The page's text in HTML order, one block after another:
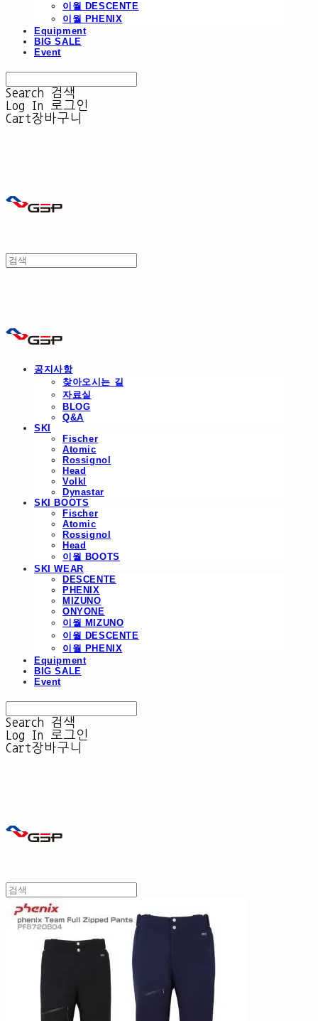
이월 DESCENTE
이월 PHENIX
Equipment
BIG SALE
Event
Search
검색
Log In
로그인
Cart장바구니
공지사항
찾아오시는 길
자료실
BLOG
Q&A
SKI
Fischer
Atomic
Rossignol
Head
Volkl
Dynastar
SKI BOOTS
Fischer
Atomic
Rossignol
Head
이월 BOOTS
SKI WEAR
DESCENTE
PHENIX
MIZUNO
ONYONE
이월 MIZUNO
이월 DESCENTE
이월 PHENIX
Equipment
BIG SALE
Event
Search
검색
Log In
로그인
Cart장바구니